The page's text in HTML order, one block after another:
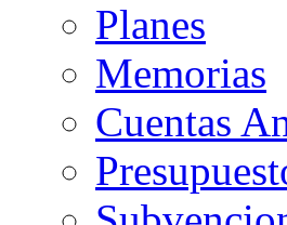
Planes
Memorias
Cuentas